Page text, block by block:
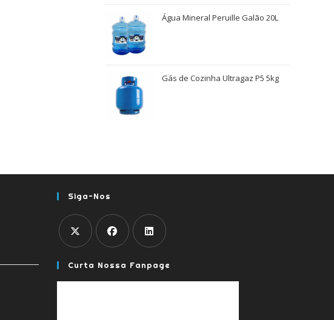
Água Mineral Peruille Galão 20L
Gás de Cozinha Ultragaz P5 5kg
Siga-Nos
em
uma
em
uma
em
uma
Curta Nossa Fanpage